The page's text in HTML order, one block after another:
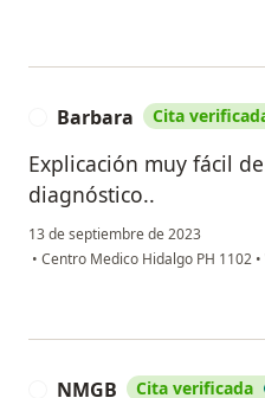
Barbara Cita
Explicación muy fácil
diagnóstico..
13 de septiembre de 2023
• Centro Medico Hidalgo PH 1102 •
NMGB Cita verificada